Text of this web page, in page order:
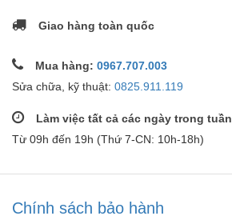
Giao hàng toàn quốc
Mua hàng: 0967.707.003
Sửa chữa, kỹ thuật: 0825.911.119
Làm việc tất cả các ngày trong tuần
Từ 09h đến 19h (Thứ 7-CN: 10h-18h)
Chính sách bảo hành